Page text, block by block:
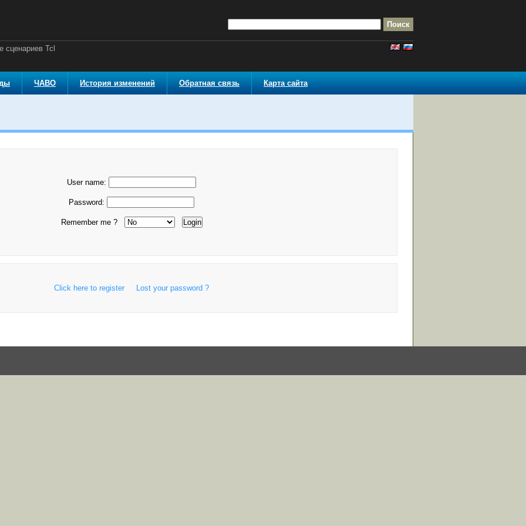
сценариев Tcl
ЧАВО История изменений Обратная связь Карта сайта
User name:
Password:
Remember me ?
Click here to register Lost your password ?